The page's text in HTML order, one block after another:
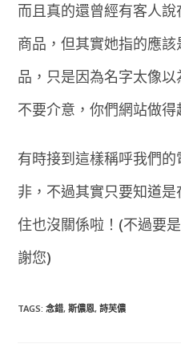
而且真的還曾經有客人
商品，但其實她指的應
品，只是因為名字太像
不要介意，你們網站做得
有時接到這樣稱呼我們
非，不過其實只要知道
住也沒關係啦！(不過要
謝您)
TAGS:念錯, 斯儂恩, 詩芙儂